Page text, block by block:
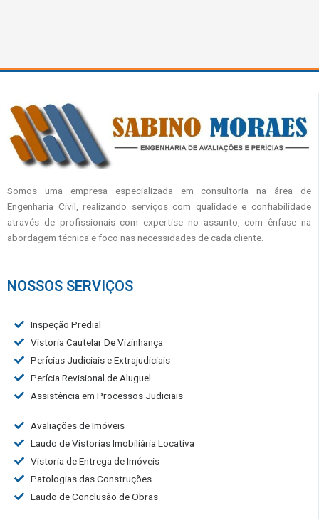
Somos uma empresa especializada em consultoria na área de
Engenharia Civil, realizando serviços com qualidade e confiabilidade
através de profissionais com expertise no assunto, com ênfase na
abordagem técnica e foco nas necessidades de cada cliente.
NOSSOS SERVIÇOS
Inspeção Predial
Vistoria Cautelar De Vizinhança
Perícias Judiciais e Extrajudiciais
Perícia Revisional de Aluguel
Assistência em Processos Judiciais
Avaliações de Imóveis
Laudo de Vistorias Imobiliária Locativa
Vistoria de Entrega de Imóveis
Patologias das Construções
Laudo de Conclusão de Obras